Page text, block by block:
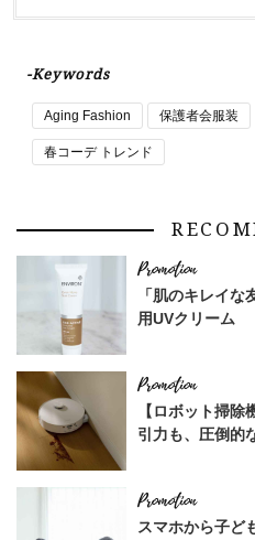
-Keywords
Aging Fashion 保護者会服装
春コーデ トレンド
「肌のキレイ
用UVクリーム
【ロボット掃
引力も、圧倒的
スマホから子ど